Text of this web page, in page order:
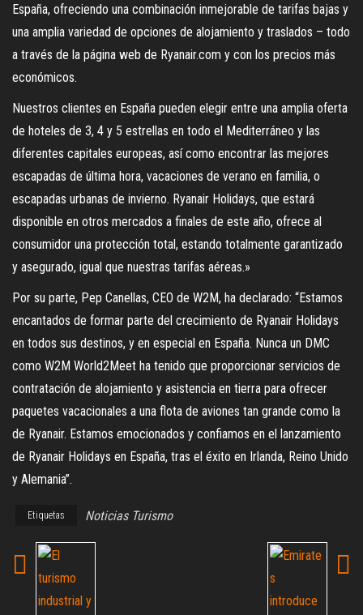
España, ofreciendo una combinación inmejorable de tarifas bajas y
una amplia variedad de opciones de alojamiento y traslados – todo
a través de la página web de Ryanair.com y con los precios más
económicos.
Nuestros clientes en España pueden elegir entre una amplia oferta
de hoteles de 3, 4 y 5 estrellas en todo el Mediterráneo y las
diferentes capitales europeas, así como encontrar las mejores
escapadas de última hora, vacaciones de verano en familia, o
escapadas urbanas de invierno. Ryanair Holidays, que estará
disponible en otros mercados a finales de este año, ofrece al
consumidor una protección total, estando totalmente garantizado
y asegurado, igual que nuestras tarifas aéreas.»
Por su parte, Pep Canellas, CEO de W2M, ha declarado: “Estamos
encantados de formar parte del crecimiento de Ryanair Holidays
en todos sus destinos, y en especial en España. Nunca un DMC
como W2M World2Meet ha tenido que proporcionar servicios de
contratación de alojamiento y asistencia en tierra para ofrecer
paquetes vacacionales a una flota de aviones tan grande como la
de Ryanair. Estamos emocionados y confiamos en el lanzamiento
de Ryanair Holidays en España, tras el éxito en Irlanda, Reino Unido
y Alemania”.
Etiquetas Noticias Turismo